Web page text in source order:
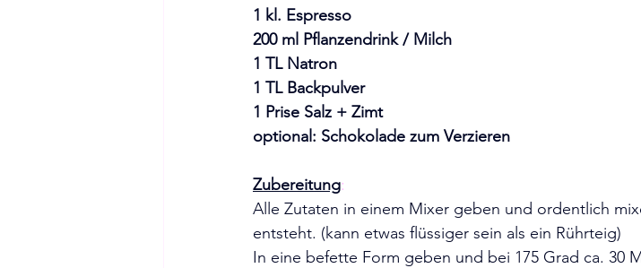
1 kl. Espresso
200 ml Pflanzendrink / Milch
1 TL Natron
1 TL Backpulver
1 Prise Salz + Zimt
optional: Schokolade zum Verzieren
Zubereitung:
Alle Zutaten in einem Mixer geben und ordentlich
entsteht. (kann etwas flüssiger sein als ein Rührteig)
In eine befette Form geben und bei 175 Grad ca. 30